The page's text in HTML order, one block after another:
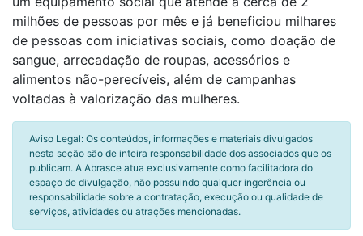
milhões de pessoas por mês e já beneficiou milhares
de pessoas com iniciativas sociais, como doação de
sangue, arrecadação de roupas, acessórios e
alimentos não-perecíveis, além de campanhas
voltadas à valorização das mulheres.
Aviso Legal: Os conteúdos, informações e materiais divulgados
nesta seção são de inteira responsabilidade dos associados que os
publicam. A Abrasce atua exclusivamente como facilitadora do
espaço de divulgação, não possuindo qualquer ingerência ou
responsabilidade sobre a contratação, execução ou qualidade de
serviços, atividades ou atrações mencionadas.